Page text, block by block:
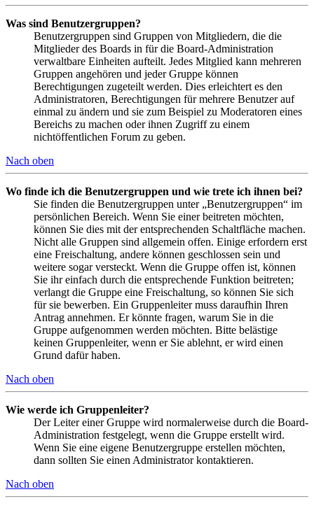
Was sind Benutzergruppen?
Benutzergruppen sind Gruppen von Mitgliedern, die die
Mitglieder des Boards in für die Board-Administration
verwaltbare Einheiten aufteilt. Jedes Mitglied kann mehreren
Gruppen angehören und jeder Gruppe können
Berechtigungen zugeteilt werden. Dies erleichtert es den
Administratoren, Berechtigungen für mehrere Benutzer auf
einmal zu ändern und sie zum Beispiel zu Moderatoren eines
Bereichs zu machen oder ihnen Zugriff zu einem
nichtöffentlichen Forum zu geben.
Nach oben
Wo finde ich die Benutzergruppen und wie trete ich ihnen bei?
Sie finden die Benutzergruppen unter „Benutzergruppen“ im
persönlichen Bereich. Wenn Sie einer beitreten möchten,
können Sie dies mit der entsprechenden Schaltfläche machen.
Nicht alle Gruppen sind allgemein offen. Einige erfordern erst
eine Freischaltung, andere können geschlossen sein und
weitere sogar versteckt. Wenn die Gruppe offen ist, können
Sie ihr einfach durch die entsprechende Funktion beitreten;
verlangt die Gruppe eine Freischaltung, so können Sie sich
für sie bewerben. Ein Gruppenleiter muss daraufhin Ihren
Antrag annehmen. Er könnte fragen, warum Sie in die
Gruppe aufgenommen werden möchten. Bitte belästige
keinen Gruppenleiter, wenn er Sie ablehnt, er wird einen
Grund dafür haben.
Nach oben
Wie werde ich Gruppenleiter?
Der Leiter einer Gruppe wird normalerweise durch die Board-
Administration festgelegt, wenn die Gruppe erstellt wird.
Wenn Sie eine eigene Benutzergruppe erstellen möchten,
dann sollten Sie einen Administrator kontaktieren.
Nach oben